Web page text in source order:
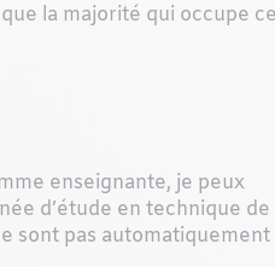
la majorité qui occupe ce
enseignante, je peux
d’étude en technique de
sont pas automatiquement